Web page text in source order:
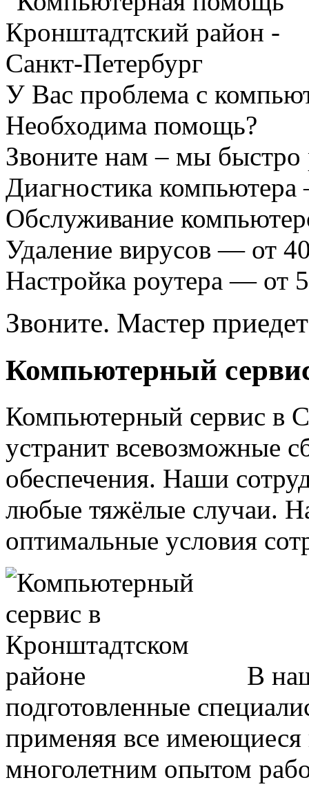
У Вас проблема с
Необходима помощь?
Звоните нам – мы
Диагностика
Обслуживание
Удаление вирусов — от
Настройка роутера — от
Звоните. Мастер
Компьютерный
Компьютерный сервис в
устранит всевозможные
обеспечения. Наши
любые тяжёлые случаи.
оптимальные условия
В
подготовленные
применяя все
многолетним опытом